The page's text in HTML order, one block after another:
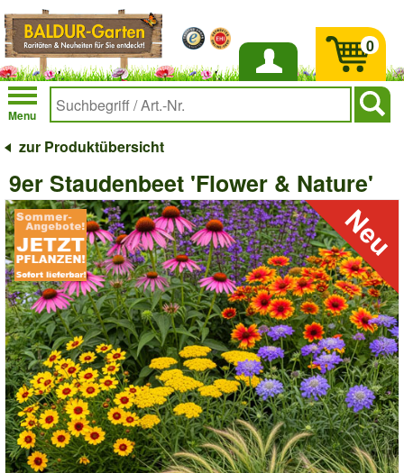
Anmelden
Menu
0
zur Produktübersicht
9er Staudenbeet 'Flower & Nature'